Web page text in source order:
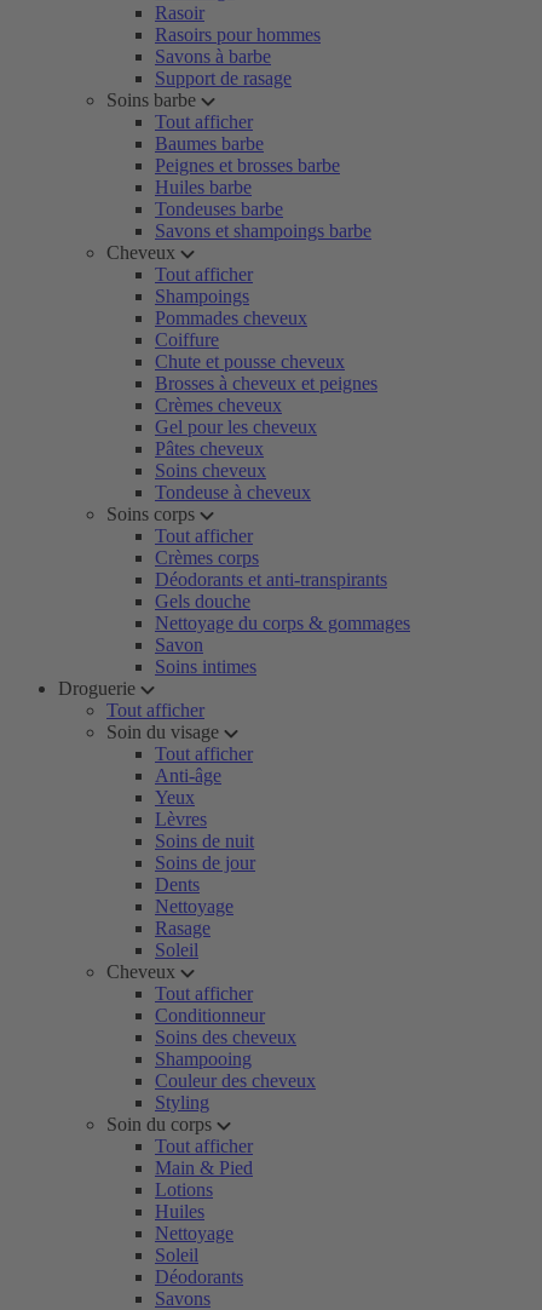
Rasoir
Rasoirs pour hommes
Savons à barbe
Support de rasage
Soins barbe
Tout afficher
Baumes barbe
Peignes et brosses barbe
Huiles barbe
Tondeuses barbe
Savons et shampoings barbe
Cheveux
Tout afficher
Shampoings
Pommades cheveux
Coiffure
Chute et pousse cheveux
Brosses à cheveux et peignes
Crèmes cheveux
Gel pour les cheveux
Pâtes cheveux
Soins cheveux
Tondeuse à cheveux
Soins corps
Tout afficher
Crèmes corps
Déodorants et anti-transpirants
Gels douche
Nettoyage du corps & gommages
Savon
Soins intimes
Droguerie
Tout afficher
Soin du visage
Tout afficher
Anti-âge
Yeux
Lèvres
Soins de nuit
Soins de jour
Dents
Nettoyage
Rasage
Soleil
Cheveux
Tout afficher
Conditionneur
Soins des cheveux
Shampooing
Couleur des cheveux
Styling
Soin du corps
Tout afficher
Main & Pied
Lotions
Huiles
Nettoyage
Soleil
Déodorants
Savons